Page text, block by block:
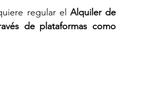
regular el Alquiler de
de plataformas como